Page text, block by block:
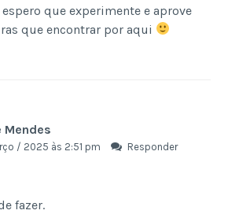
que experimente e aprove
que encontrar por aqui
Mendes
/ 2025 às 2:51 pm Responder
fazer.